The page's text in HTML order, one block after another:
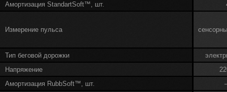
Амортизация StandartSoft™, шт.
Измерение пульса
Тип беговой дорожки
Напряжение
Амортизация RubbSoft™, шт.